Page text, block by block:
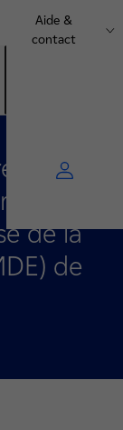
Aide &
contact
de la
de